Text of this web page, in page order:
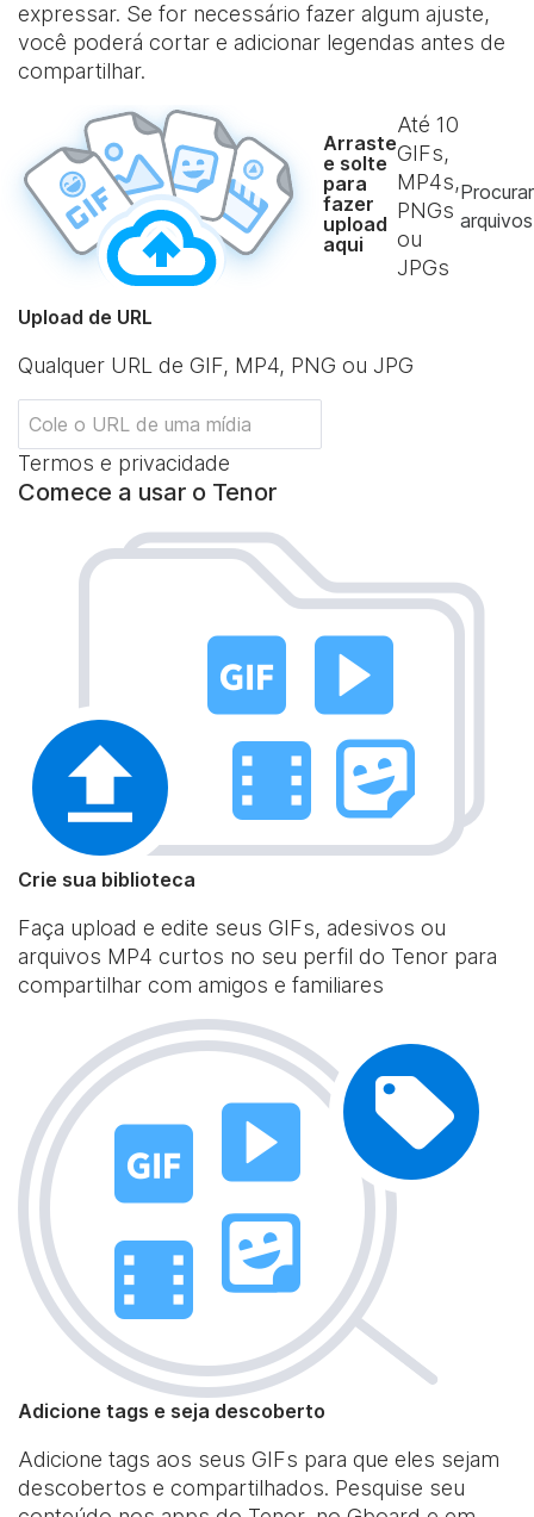
expressar. Se for necessário fazer algum ajuste,
você poderá cortar e adicionar legendas antes de
compartilhar.
Arraste
e solte
para
fazer
upload
aqui
Até 10
GIFs,
MP4s,
PNGs
ou
JPGs
Procurar
arquivos
Upload de URL
Qualquer URL de GIF, MP4, PNG ou JPG
Termos e privacidade
Comece a usar o Tenor
Crie sua biblioteca
Faça upload e edite seus GIFs, adesivos ou
arquivos MP4 curtos no seu perfil do Tenor para
compartilhar com amigos e familiares
Adicione tags e seja descoberto
Adicione tags aos seus GIFs para que eles sejam
descobertos e compartilhados. Pesquise seu